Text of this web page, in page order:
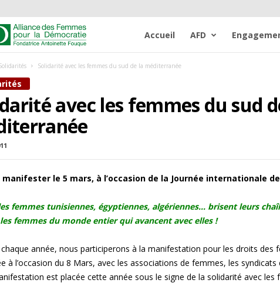
n
e
e
Accueil AFD
Solidarité avec les femmes du sud de la méditerranée
avec les femmes du sud
manifester le 5 mars, à l’occasion de la Journée internationale
femmes tunisiennes, égyptiennes, algériennes… brisent leurs
femmes du monde entier qui avancent avec elles !
année, nous participerons à la manifestation pour les droits des
à l’occasion du 8 Mars, avec les associations de femmes, les syndicats
est placée cette année sous le signe de la solidarité avec les